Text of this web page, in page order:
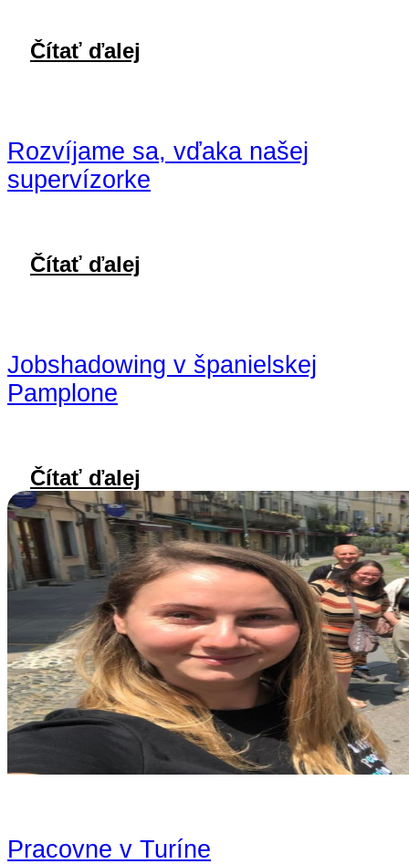
Čítať ďalej
Rozvíjame sa, vďaka našej
supervízorke
Čítať ďalej
Jobshadowing v španielskej
Pamplone
Čítať ďalej
Pracovne v Turíne